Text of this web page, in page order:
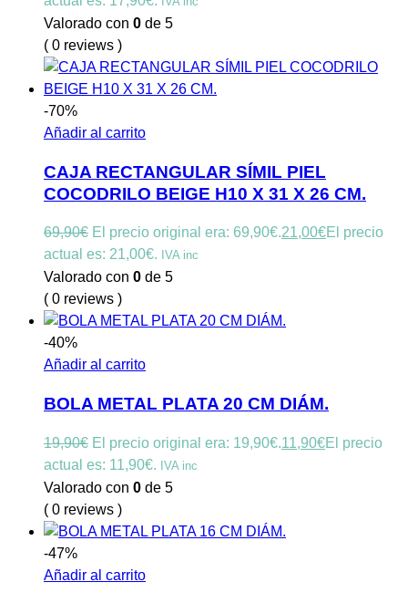
Valorado con 0 de 5
( 0 reviews )
-70%
Añadir al carrito
CAJA RECTANGULAR SÍMIL PIEL
COCODRILO BEIGE H10 X 31 X 26 CM.
69,90€ El precio original era: 69,90€.21,00€El precio
actual es: 21,00€. IVA inc
Valorado con 0 de 5
( 0 reviews )
-40%
Añadir al carrito
BOLA METAL PLATA 20 CM DIÁM.
19,90€ El precio original era: 19,90€.11,90€El precio
actual es: 11,90€. IVA inc
Valorado con 0 de 5
( 0 reviews )
-47%
Añadir al carrito